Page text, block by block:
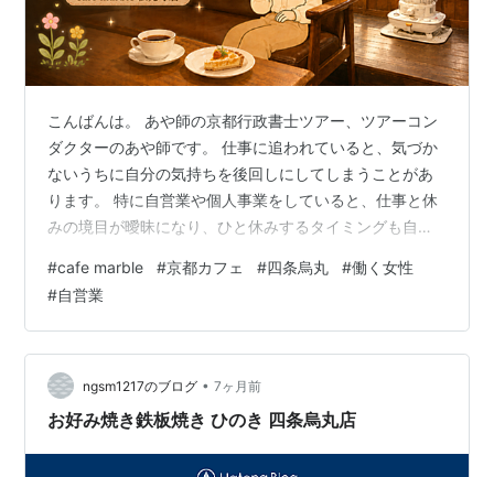
こんばんは。 あや師の京都行政書士ツアー、ツアーコン
ダクターのあや師です。 仕事に追われていると、気づか
ないうちに自分の気持ちを後回しにしてしまうことがあ
ります。 特に自営業や個人事業をしていると、仕事と休
みの境目が曖昧になり、ひと休みするタイミングも自分
に少し立ち止まり、自分のペースを取り戻したい日に訪
れたい「cafe marble仏光寺店」をご紹介します。 築120
年の京町家を生かした店内で、手作りのタルトや飲み物
を味わいながら、大人の自由時間を過ごしてみません
か。 こんな方におすすめの記事です 京都・四条烏丸で一
人でも入りやすいカフェを…
#cafe marble #京都カフェ #四条烏丸 #働く女性
#自営業
ngsm1217のブログ • 7ヶ月前
お好み焼き鉄板焼き ひのき 四条烏丸店